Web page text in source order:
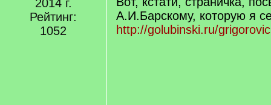
2014 г.
Рейтинг:
1052
А.И.Барскому, которую я
http://golubinski.ru/